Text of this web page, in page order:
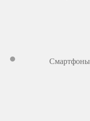
Смартфоны